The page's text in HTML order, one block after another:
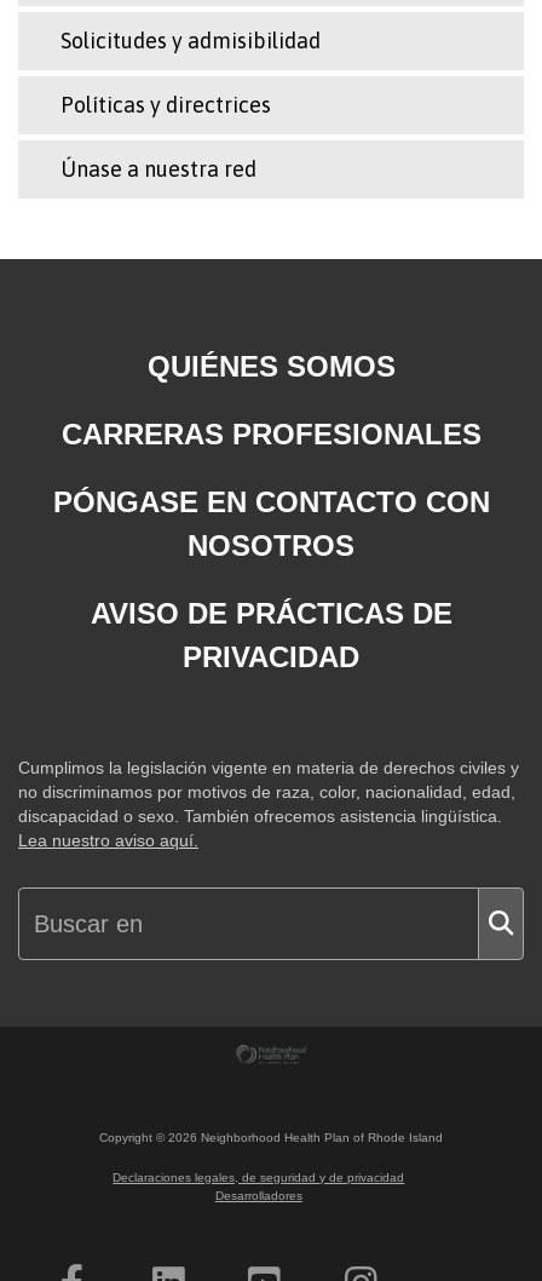
Solicitudes y admisibilidad
Políticas y directrices
Únase a nuestra red
QUIÉNES SOMOS
CARRERAS PROFESIONALES
PÓNGASE EN CONTACTO CON
NOSOTROS
AVISO DE PRÁCTICAS DE
PRIVACIDAD
Cumplimos la legislación vigente en materia de derechos civiles y
no discriminamos por motivos de raza, color, nacionalidad, edad,
discapacidad o sexo. También ofrecemos asistencia lingüística.
Lea nuestro aviso aquí.
Copyright ©2026 Neighborhood Health Plan of Rhode Island
Declaraciones legales, de seguridad y de privacidad
Desarrolladores